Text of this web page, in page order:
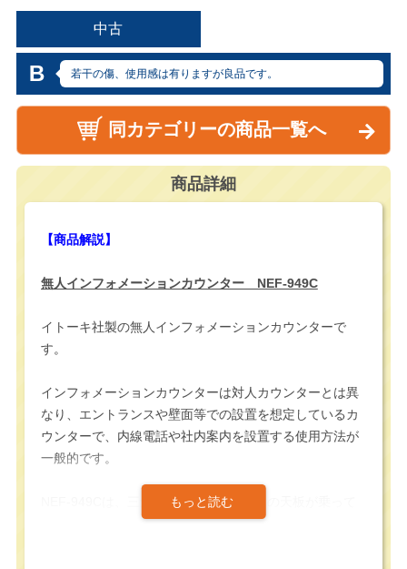
中古
B 若干の傷、使用感は有りますが良品です。
同カテゴリーの商品一覧へ
商品詳細
【商品解説】
無人インフォメーションカウンター NEF-949C
イトーキ社製の無人インフォメーションカウンターで
す。
インフォメーションカウンターは対人カウンターとは異
なり、エントランスや壁面等での設置を想定しているカ
ウンターで、内線電話や社内案内を設置する使用方法が
一般的です。
NEF-949Cは、三角柱の本体部分に半円の天板が乗って
いる特徴的でデザイン性の高いインフォメーションカウ